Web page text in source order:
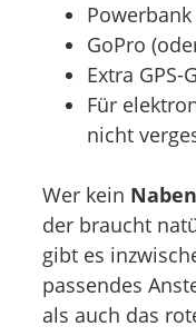
Powerbank
GoPro
Extra GPS-
Für
nicht
Wer kein
der braucht
gibt es
passendes
als auch das